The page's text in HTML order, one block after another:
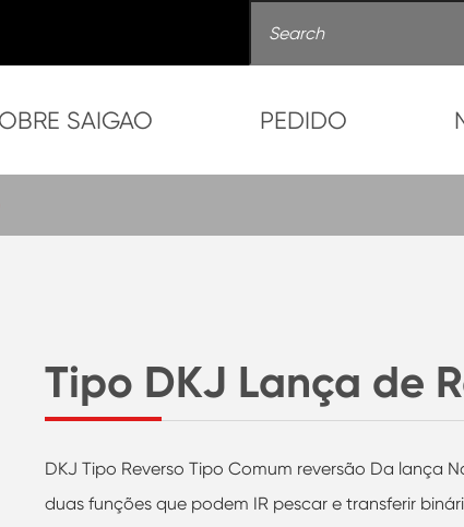
SAIGAO PEDIDO
Tipo DKJ Lança de
DKJ Tipo Reverso Tipo Comum reversão Da lança
duas funções que podem IR pescar e transferir